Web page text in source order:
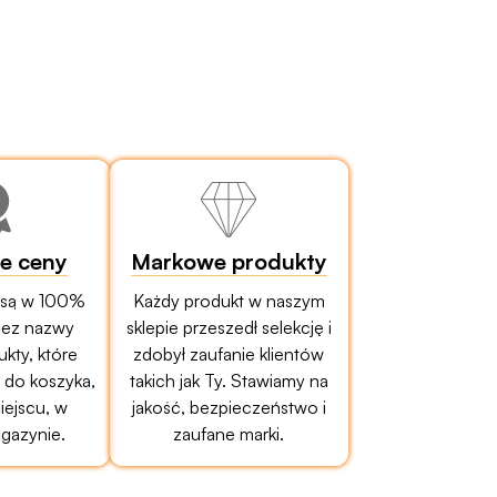
ceny
w 100%
nazwy
które
koszyka,
w
Markowe produkty
Każdy produkt w naszym
sklepie przeszedł selekcję i
zdobył zaufanie klientów
takich jak Ty. Stawiamy na
jakość, bezpieczeństwo i
zaufane marki.